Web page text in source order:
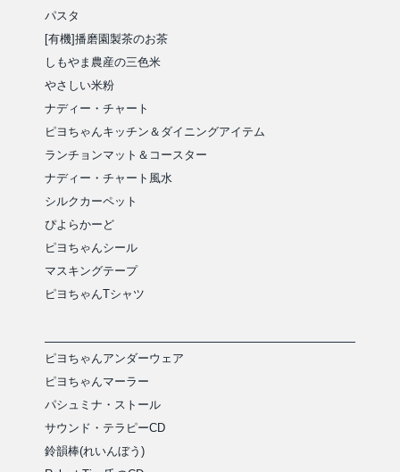
パスタ
[有機]播磨園製茶のお茶
しもやま農産の三色米
やさしい米粉
ナディー・チャート
ピヨちゃんキッチン＆ダイニングアイテム
ランチョンマット＆コースター
ナディー・チャート風水
シルクカーペット
ぴよらかーど
ピヨちゃんシール
マスキングテープ
ピヨちゃんTシャツ
ピヨちゃんアンダーウェア
ピヨちゃんマーラー
パシュミナ・ストール
サウンド・テラピーCD
鈴韻棒(れいんぼう)